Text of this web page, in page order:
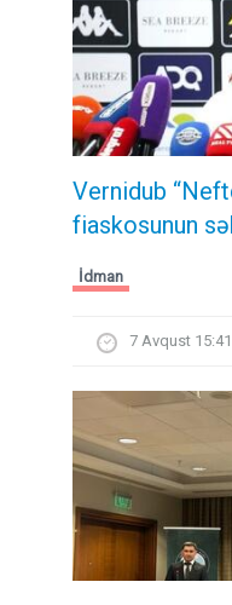
Vernidub
fiaskosunun
İdman
7 Avqust 15:41